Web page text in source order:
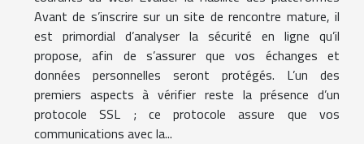
Avant de s’inscrire sur un site de rencontre mature, il
est primordial d’analyser la sécurité en ligne qu’il
propose, afin de s’assurer que vos échanges et
données personnelles seront protégés. L’un des
premiers aspects à vérifier reste la présence d’un
protocole SSL ; ce protocole assure que vos
communications avec la...